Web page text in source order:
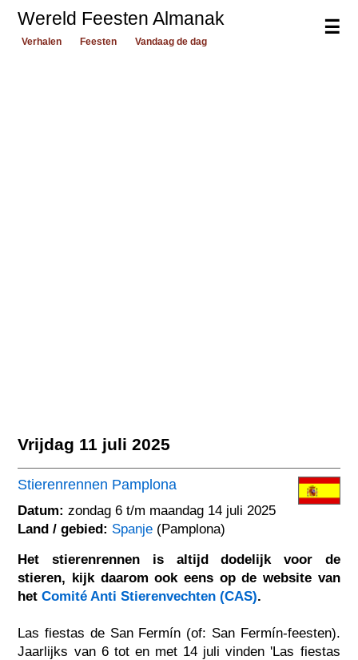
☰
Wereld Feesten Almanak
Verhalen Feesten Vandaag de dag
Vrijdag 11 juli 2025
Stierenrennen Pamplona
Datum: zondag 6 t/m maandag 14 juli 2025
Land / gebied: Spanje (Pamplona)
Het stierenrennen is altijd dodelijk voor de
stieren, kijk daarom ook eens op de website van
hetComité Anti Stierenvechten (CAS).
Las fiestas de San Fermín (of: San Fermín-feesten).
Jaarlijks van 6 tot en met 14 juli vinden 'Las fiestas